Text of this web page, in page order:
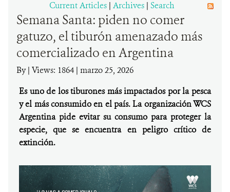
Current Articles | Archives | Search
Semana Santa: piden no comer
gatuzo, el tiburón amenazado más
comercializado en Argentina
By| Views: 1864 | marzo 25, 2026
Es uno de los tiburones más impactados por la pesca
y el más consumido en el país. La organización WCS
Argentina pide evitar su consumo para proteger la
especie, que se encuentra en peligro crítico de
extinción.